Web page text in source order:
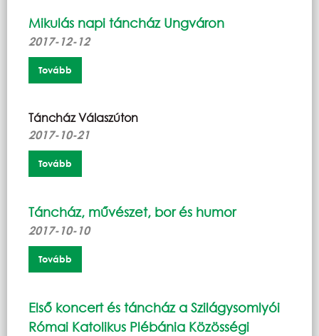
Mikulás napi táncház Ungváron
2017-12-12
Tovább
Táncház Válaszúton
2017-10-21
Tovább
Táncház, művészet, bor és humor
2017-10-10
Tovább
Első koncert és táncház a Szilágysomlyói
Római Katolikus Plébánia Közösségi